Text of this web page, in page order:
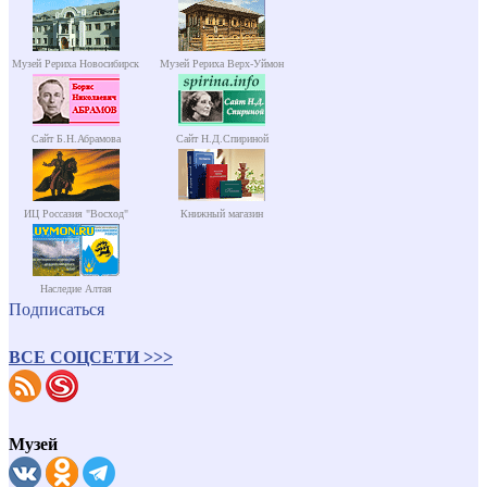
Музей Рериха Новосибирск Музей Рериха Верх-Уймон
Сайт Б.Н.Абрамова Сайт Н.Д.Спириной
ИЦ Россазия "Восход" Книжный магазин
Наследие Алтая
Подписаться
ВСЕ СОЦСЕТИ >>>
Музей